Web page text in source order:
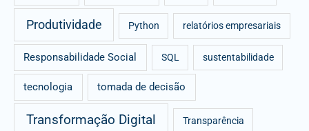
Produtividade Python relatórios empresariais
Responsabilidade Social SQL sustentabilidade
tecnologia tomada de decisão
Transformação Digital Transparência